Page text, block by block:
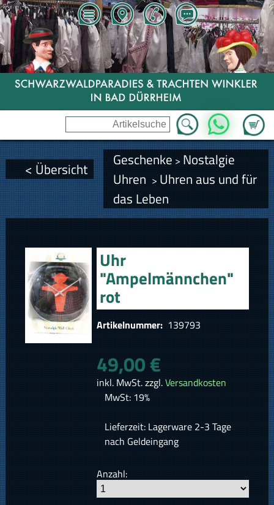
Zum
WhatsApp
< Übersicht Geschenke > Nostalgie
Uhren > Uhren aus und für
das Leben
Uhr
"Ampelmännchen"
rot
Artikelnummer: 139793
49,00 €
inkl. MwSt. zzgl.Versandkosten
MwSt: 19%
Lieferzeit: Lagerware 2-3 Tage
nach Geldeingang
Anzahl: